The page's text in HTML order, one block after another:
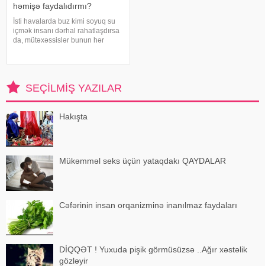
həmişə faydalıdırmı?
İsti havalarda buz kimi soyuq su
içmək insanı dərhal rahatlaşdırsa
da, mütəxəssislər bunun hər
SEÇILMIŞ YAZILAR
Hakışta
Mükəmməl seks üçün yataqdakı QAYDALAR
Cəfərinin insan orqanizminə inanılmaz faydaları
DİQQƏT ! Yuxuda pişik görmüsüzsə ..Ağır xəstəlik
gözləyir